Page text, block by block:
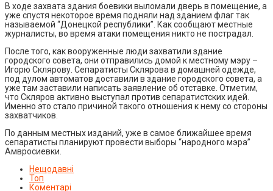
В ходе захвата здания боевики выломали дверь в помещение, а
уже спустя некоторое время подняли над зданием флаг так
называемой “Донецкой республики”. Как сообщают местные
журналисты, во время атаки помещения никто не пострадал.
После того, как вооруженные люди захватили здание
городского совета, они отправились домой к местному мэру –
Игорю Склярову. Сепаратисты Склярова в домашней одежде,
под дулом автоматов доставили в здание городского совета, а
уже там заставили написать заявление об отставке. Отметим,
что Скляров активно выступал против сепаратистских идей.
Именно это стало причиной такого отношения к нему со стороны
захватчиков.
По данным местных изданий, уже в самое ближайшее время
сепаратисты планируют провести выборы “народного мэра”
Амвросиевки.
Нещодавні
Топ
Коментарі